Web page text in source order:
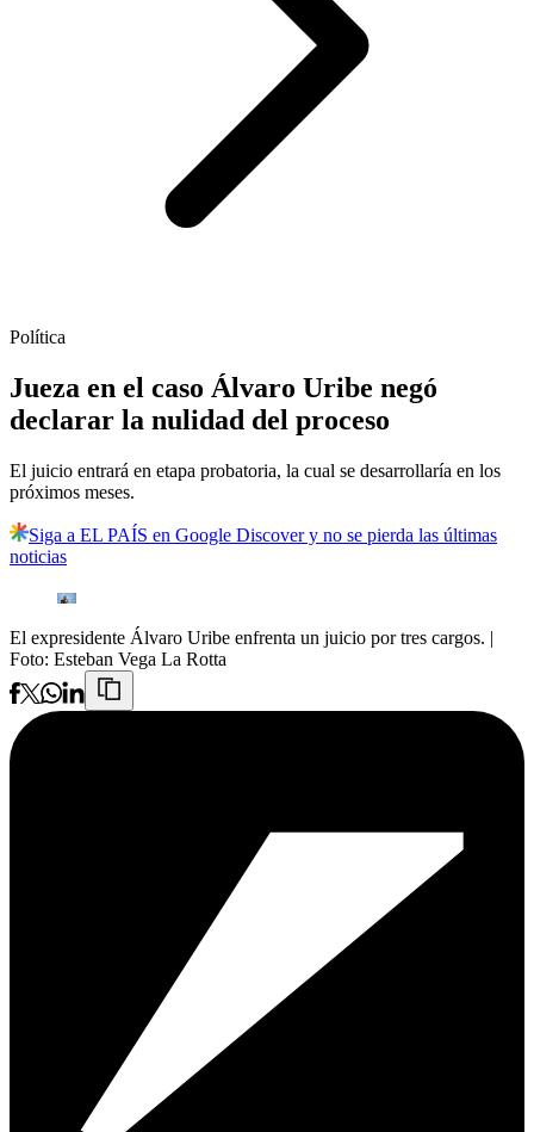
Política
Jueza en el caso Álvaro Uribe negó
declarar la nulidad del proceso
El juicio entrará en etapa probatoria, la cual se desarrollaría en los
próximos meses.
Siga a EL PAÍS en Google Discover y no se pierda las últimas
noticias
El expresidente Álvaro Uribe enfrenta un juicio por tres cargos. |
Foto: Esteban Vega La Rotta